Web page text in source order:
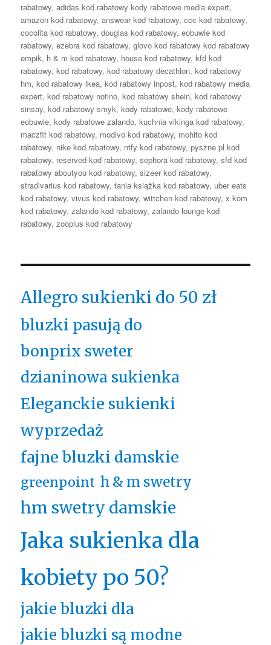
rabatowy,adidas kod rabatowy kody rabatowe media expert,
amazon kod rabatowy,answear kod rabatowy,ccc kod rabatowy,
cocolita kod rabatowy,douglas kod rabatowy,eobuwie kod
rabatowy,ezebra kod rabatowy,glovo kod rabatowy kod rabatowy
empik, h & m kod rabatowy, house kod rabatowy,kfd kod
rabatowy,kod rabatowy,kod rabatowy decathlon,kod rabatowy
hm,kod rabatowy ikea,kod rabatowy inpost,kod rabatowy media
expert,kod rabatowy notino,kod rabatowy shein,kod rabatowy
sinsay,kod rabatowy smyk,kody rabatowe,kody rabatowe
eobuwie,kody rabatowe zalando,kuchnia vikinga kod rabatowy,
maczfit kod rabatowy, modivo kod rabatowy, mohito kod
rabatowy, nike kod rabatowy, ntfy kod rabatowy,pyszne pl kod
rabatowy, reserved kod rabatowy,sephora kod rabatowy,sfd kod
rabatowy aboutyou kod rabatowy,sizeer kod rabatowy,
stradivarius kod rabatowy,tania książka kod rabatowy, uber eats
kod rabatowy,vivus kod rabatowy,wittchen kod rabatowy,x kom
kod rabatowy,zalando kod rabatowy,zalando lounge kod
rabatowy,zooplus kod rabatowy
Allegro sukienki do 50 zł
bluzki pasują do
bonprix sweter
dzianinowa sukienka
Eleganckie sukienki
wyprzedaż
fajne bluzki damskie
greenpoint h & m swetry
hm swetry damskie
Jaka sukienka dla
kobiety po 50?
jakie bluzki dla
jakie bluzki są modne